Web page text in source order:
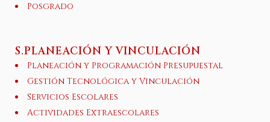
Posgrado
S.PLANEACIÓN Y VINCULACIÓN
Planeación y Programación Presupuestal
Gestión Tecnológica y Vinculación
Servicios Escolares
Actividades Extraescolares